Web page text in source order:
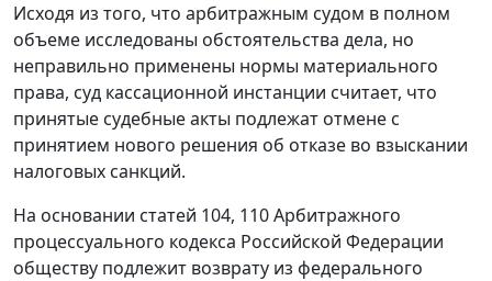
Исходя из того, что арбитражным судом в полном
объеме исследованы обстоятельства дела, но
неправильно применены нормы материального
права, суд кассационной инстанции считает, что
принятые судебные акты подлежат отмене с
принятием нового решения об отказе во взыскании
налоговых санкций.
На основании статей 104, 110Арбитражного
процессуального кодекса Российской Федерации
обществу подлежит возврату из федерального